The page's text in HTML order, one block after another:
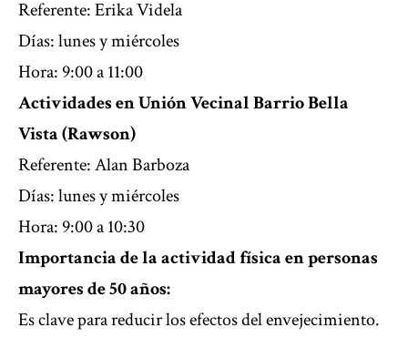
Referente: Erika Videla
Días: lunes y miércoles
Hora: 9:00 a 11:00
Actividades en Unión Vecinal Barrio Bella
Vista (Rawson)
Referente: Alan Barboza
Días: lunes y miércoles
Hora: 9:00 a 10:30
Importancia de la actividad física en personas
mayores de 50 años:
Es clave para reducir los efectos del envejecimiento.